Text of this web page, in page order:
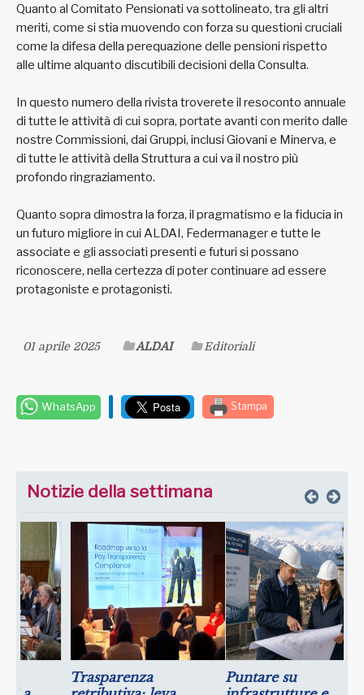
Quanto al Comitato Pensionati va sottolineato, tra gli altri
meriti, come si stia muovendo con forza su questioni cruciali
come la difesa della perequazione delle pensioni rispetto
alle ultime alquanto discutibili decisioni della Consulta.
In questo numero della rivista troverete il resoconto annuale
di tutte le attività di cui sopra, portate avanti con merito dalle
nostre Commissioni, dai Gruppi, inclusi Giovani e Minerva, e
di tutte le attività della Struttura a cui va il nostro più
profondo ringraziamento.
Quanto sopra dimostra la forza, il pragmatismo e la fiducia in
un futuro migliore in cui ALDAI, Federmanager e tutte le
associate e gli associati presenti e futuri si possano
riconoscere, nella certezza di poter continuare ad essere
protagoniste e protagonisti.
01 aprile 2025 ALDAI Editoriali
WhatsApp Stampa
Notizie della settimana
Puntare su
Luglio: migliorano le